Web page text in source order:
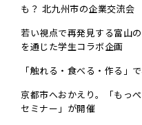
も？ 北九州市の企業交流会
若い視点で再発見する富山
を通じた学生コラボ企画
「触れる・食べる・作る」
京都市へおかえり。「もっ
セミナー」が開催